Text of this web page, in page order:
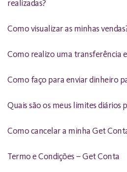
realizadas?
Como visualizar as minhas
Como realizo uma transferência
Como faço para enviar dinheiro
Quais são os meus limites diários
Como cancelar a minha Get
Termo e Condições – Get Conta